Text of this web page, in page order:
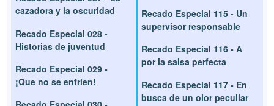
cazadora y la oscuridad
Recado Especial 028 -
Historias de juventud
Recado Especial 029 -
¡Que no se enfríen!
Recado Especial 115 - Un
supervisor responsable
Recado Especial 116 - A
por la salsa perfecta
Recado Especial 117 - En
busca de un olor peculiar